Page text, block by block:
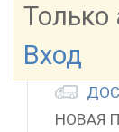
Только
Вход
НОВАЯ